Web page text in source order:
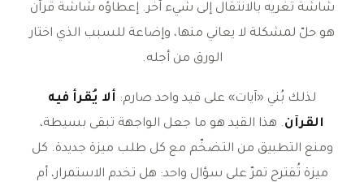
شاشة تُغريه بالانتقال إلى شيء آخر. إعطاؤه شاشة قرآن
هو حلّ لمشكلة لا يعاني منها، وإضاعة للسبب الذي اختار
الورق من أجله.
لذلك بُني «آيات» على قيد واحد صارم: ألا يُقرأ فيه
القرآن. هذا القيد هو ما جعل الواجهة تبقى بسيطة،
ومنع التطبيق من التضخّم مع كل طلب ميزة جديدة. كل
ميزة تُقترح تمرّ على سؤال واحد: هل تخدم الاستمرار، أم